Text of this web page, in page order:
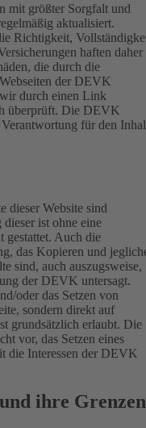
mit größter Sorgfalt und
aktualisiert.
Richtigkeit,
haften daher
die durch die
der DEVK
durch einen Link
überprüft. Die DEVK
Verantwortung für den
dieser Website sind
ist ohne eine
Auch die
das Kopieren und
sind, auch auszugsweise,
der DEVK untersagt.
oder das Setzen von
sondern direkt auf
grundsätzlich erlaubt. Die
vor, das Setzen eines
die Interessen der DEVK
ihre Grenzen